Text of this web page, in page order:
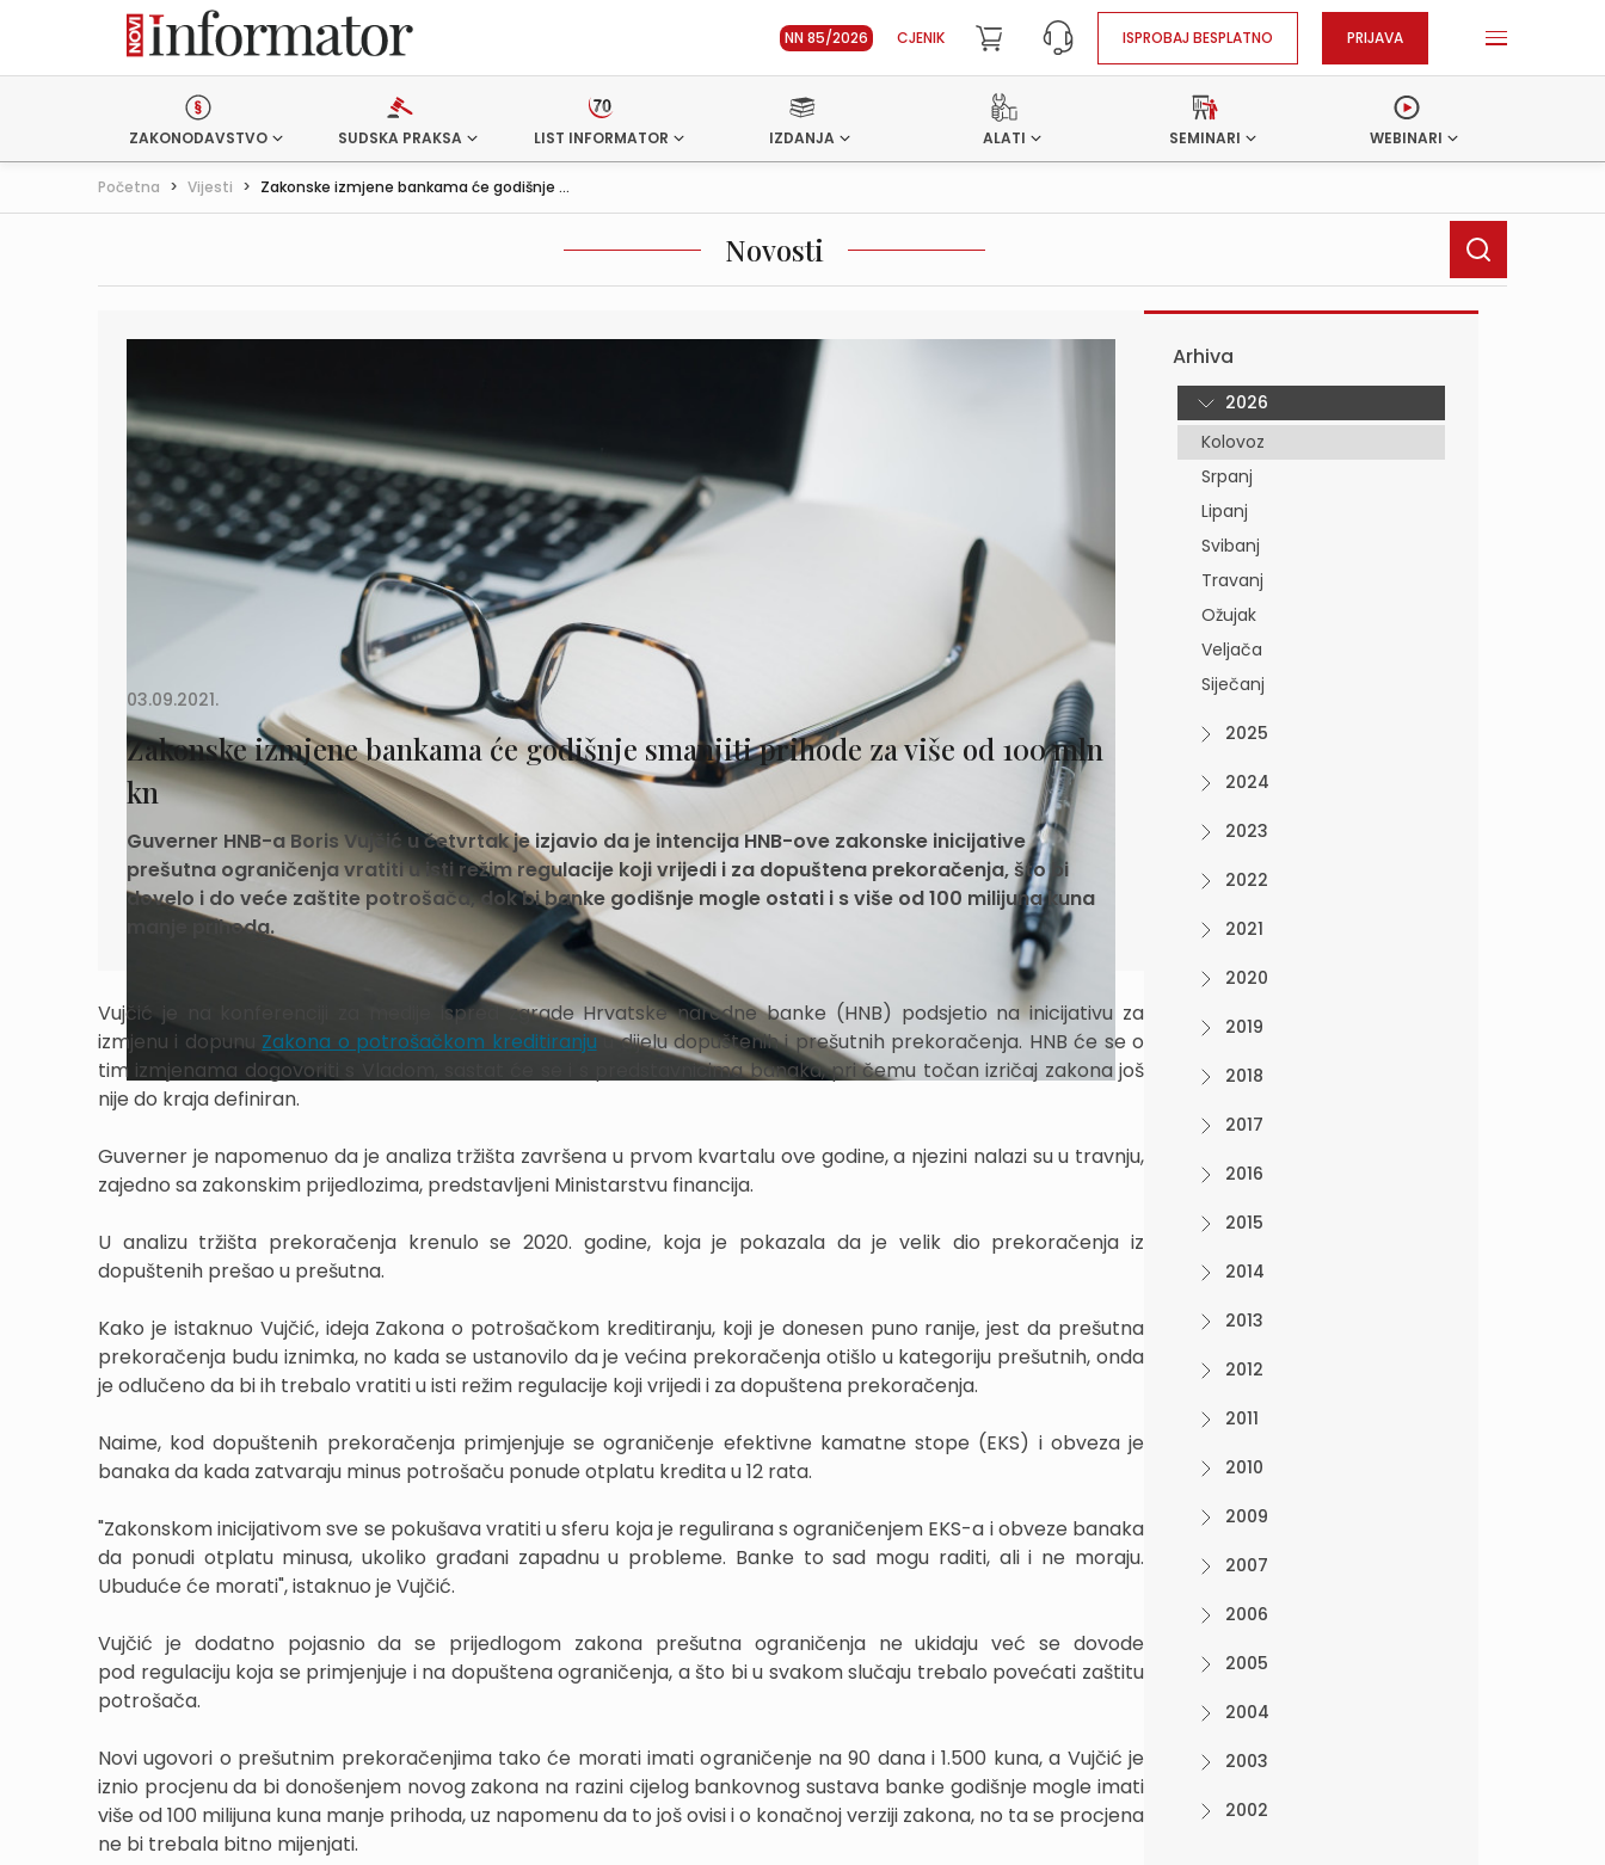
NN 85/2026 CJENIK ISPROBAJ BESPLATNO PRIJAVA
ZAKONODAVSTVO SUDSKA PRAKSA LIST INFORMATOR IZDANJA ALATI SEMINARI WEBINARI
Početna > Vijesti > Zakonske izmjene bankama će godišnje ...
Novosti
03.09.2021.
Zakonske izmjene bankama će godišnje smanjiti prihode za više od 100 mln
kn
Guverner HNB-a Boris Vujčić u četvrtak je izjavio da je intencija HNB-ove zakonske inicijative
prešutna ograničenja vratiti u isti režim regulacije koji vrijedi i za dopuštena prekoračenja, što bi
dovelo i do veće zaštite potrošača, dok bi banke godišnje mogle ostati i s više od 100 milijuna kuna
manje prihoda.
Vujčić je na konferenciji za medije ispred zgrade Hrvatske narodne banke (HNB) podsjetio na inicijativu za
izmjenu i dopunu Zakona o potrošačkom kreditiranjuu dijelu dopuštenih i prešutnih prekoračenja. HNB će se o
tim izmjenama dogovoriti s Vladom, sastat će se i s predstavnicima banaka, pri čemu točan izričaj zakona još
nije do kraja definiran.
Guverner je napomenuo da je analiza tržišta završena u prvom kvartalu ove godine, a njezini nalazi su u travnju,
zajedno sa zakonskim prijedlozima, predstavljeni Ministarstvu financija.
U analizu tržišta prekoračenja krenulo se 2020. godine, koja je pokazala da je velik dio prekoračenja iz
dopuštenih prešao u prešutna.
Kako je istaknuo Vujčić, ideja Zakona o potrošačkom kreditiranju, koji je donesen puno ranije, jest da prešutna
prekoračenja budu iznimka, no kada se ustanovilo da je većina prekoračenja otišlo u kategoriju prešutnih, onda
je odlučeno da bi ih trebalo vratiti u isti režim regulacije koji vrijedi i za dopuštena prekoračenja.
Naime, kod dopuštenih prekoračenja primjenjuje se ograničenje efektivne kamatne stope (EKS) i obveza je
banaka da kada zatvaraju minus potrošaču ponude otplatu kredita u 12 rata.
"Zakonskom inicijativom sve se pokušava vratiti u sferu koja je regulirana s ograničenjem EKS-a i obveze banaka
da ponudi otplatu minusa, ukoliko građani zapadnu u probleme. Banke to sad mogu raditi, ali i ne moraju.
Ubuduće će morati", istaknuo je Vujčić.
Vujčić je dodatno pojasnio da se prijedlogom zakona prešutna ograničenja ne ukidaju već se dovode
pod regulaciju koja se primjenjuje i na dopuštena ograničenja, a što bi u svakom slučaju trebalo povećati zaštitu
potrošača.
Novi ugovori o prešutnim prekoračenjima tako će morati imati ograničenje na 90 dana i 1.500 kuna, a Vujčić je
iznio procjenu da bi donošenjem novog zakona na razini cijelog bankovnog sustava banke godišnje mogle imati
više od 100 milijuna kuna manje prihoda, uz napomenu da to još ovisi i o konačnoj verziji zakona, no ta se procjena
ne bi trebala bitno mijenjati.
Arhiva
2026
Kolovoz
Srpanj
Lipanj
Svibanj
Travanj
Ožujak
Veljača
Siječanj
2025
2024
2023
2022
2021
2020
2019
2018
2017
2016
2015
2014
2013
2012
2011
2010
2009
2007
2006
2005
2004
2003
2002